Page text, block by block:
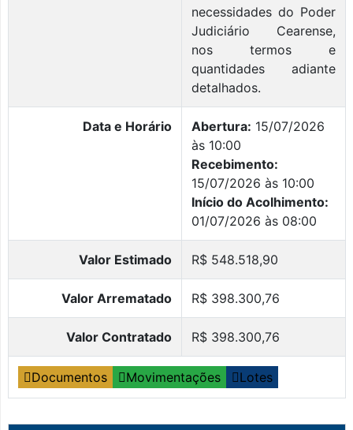
necessidades do Poder
Judiciário Cearense,
nos termos e
quantidades adiante
detalhados.
Data e Horário Abertura: 15/07/2026
às 10:00
Recebimento:
15/07/2026 às 10:00
Início do Acolhimento:
01/07/2026 às 08:00
Valor Estimado R$ 548.518,90
Valor Arrematado R$ 398.300,76
Valor Contratado R$ 398.300,76
Documentos Movimentações Lotes